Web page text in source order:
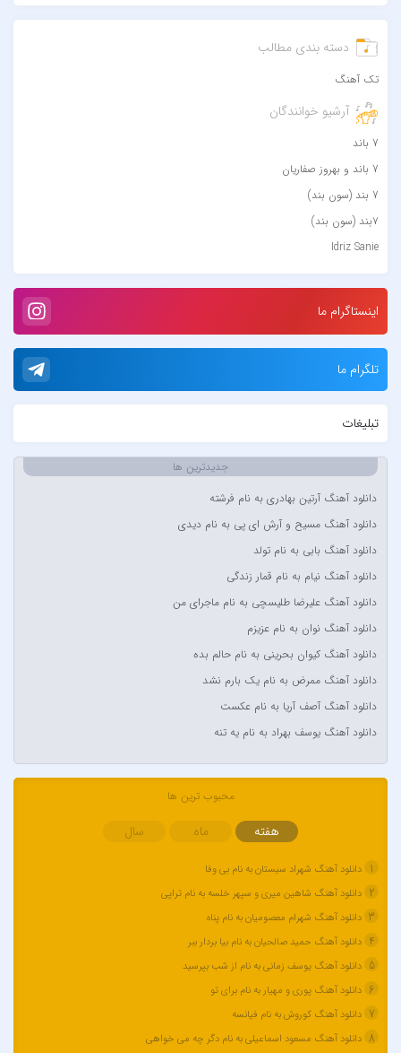
دسته بندی مطالب
تک آهنگ
آرشیو خوانندگان
7 باند
7 باند و بهروز صفاریان
7 بند (سون بند)
۷بند (سون بند)
Idriz Sanie
آبان
آبتین دابا
آبتین یارا
آتوین
آدرین
آدوین
آدین
آر اس اچ
آراد
آراد شاک
آراد عباسی
آراز
آراز المان
آراز نصیری
آراکوم
آران
آران، مُوِرس و وینتِرس
آرتا
آرتا اسدی
آرتا و سارن
آرتام
آرتبن بهادری
آرتين شاهوران
اینستاگرام ما
تلگرام ما
تبلیغات
جدیدترین ها
دانلود آهنگ آرتین بهادری به نام فرشته
دانلود آهنگ مسیح و آرش ای پی به نام دیدی
دانلود آهنگ بابی به نام تولد
دانلود آهنگ نیام به نام قمار زندگی
دانلود آهنگ علیرضا طلیسچی به نام ماجرای من
دانلود آهنگ نوان به نام عزیزم
دانلود آهنگ کیوان بحرینی به نام حالم بده
دانلود آهنگ ممرض به نام یک بارم نشد
دانلود آهنگ آصف آریا به نام عکست
دانلود آهنگ یوسف بهراد به نام یه تنه
محبوب ترین ها
هفته ماه سال
1 دانلود آهنگ شهراد سیستان به نام بی وفا
2 دانلود آهنگ شاهین میری و سپهر خلسه به نام تراپی
3 دانلود آهنگ شهرام معصومیان به نام پناه
4 دانلود آهنگ حمید صالحیان به نام بیا بردار ببر
5 دانلود آهنگ یوسف زمانی به نام از شب بپرسید
6 دانلود آهنگ پوری و مهیار به نام برای تو
7 دانلود آهنگ کوروش به نام فیانسه
8 دانلود آهنگ مسعود اسماعیلی به نام دگر چه می خواهی